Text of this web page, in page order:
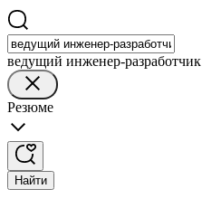
ведущий инженер-разработчик
Резюме
Найти